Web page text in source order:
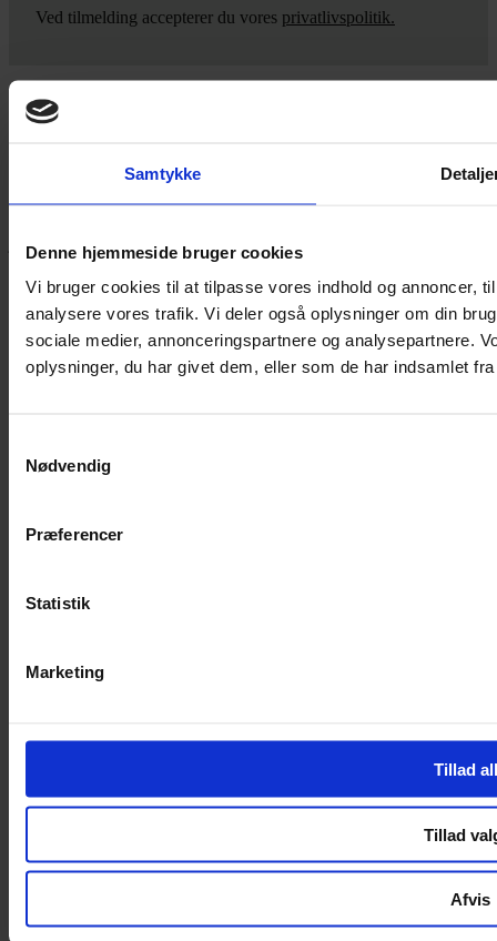
Samtykke
Denne hjemmeside bruger cookies
Vi bruger cookies til at tilpasse vores indhold og annoncer,
analysere vores trafik. Vi deler også oplysninger om din
sociale medier, annonceringspartnere og analysepartnere.
oplysninger, du har givet dem, eller som de har indsamlet
Nødvendig
Præferencer
Statistik
Marketing
Tillad
Tillad
Afvis
Ved tilmelding accepterer du vores privatlivspolitik.
Yarn Every Wear
Hvis du bøvler med noget eller ønsker ny inspiration, så skriv til
jeg dig på vej.
Vestergade 12 6270, Tønder
60 51 96 50
post@yarneverywear.dk
CVR 43041649
Facebook-f Instagram
Handelsbetingelser
Handelsbetingelser
Om Yarn Every Wear
Mandag – Fredag 10:00 – 17:30
Copyright © 2022.Design & hosting by Webhuset Ballum ApS